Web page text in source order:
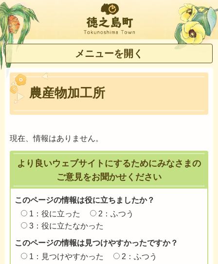
徳之島町
メニューを開く
農産物加工所
現在、情報はありません。
より良いウェブサイトにするためにみなさまの
ご意見をお聞かせください
このページの情報は役に立ちましたか？
1：役に立った
2：ふつう
3：役に立たなかった
このページの情報は見つけやすかったですか？
1：見つけやすかった
2：ふつう